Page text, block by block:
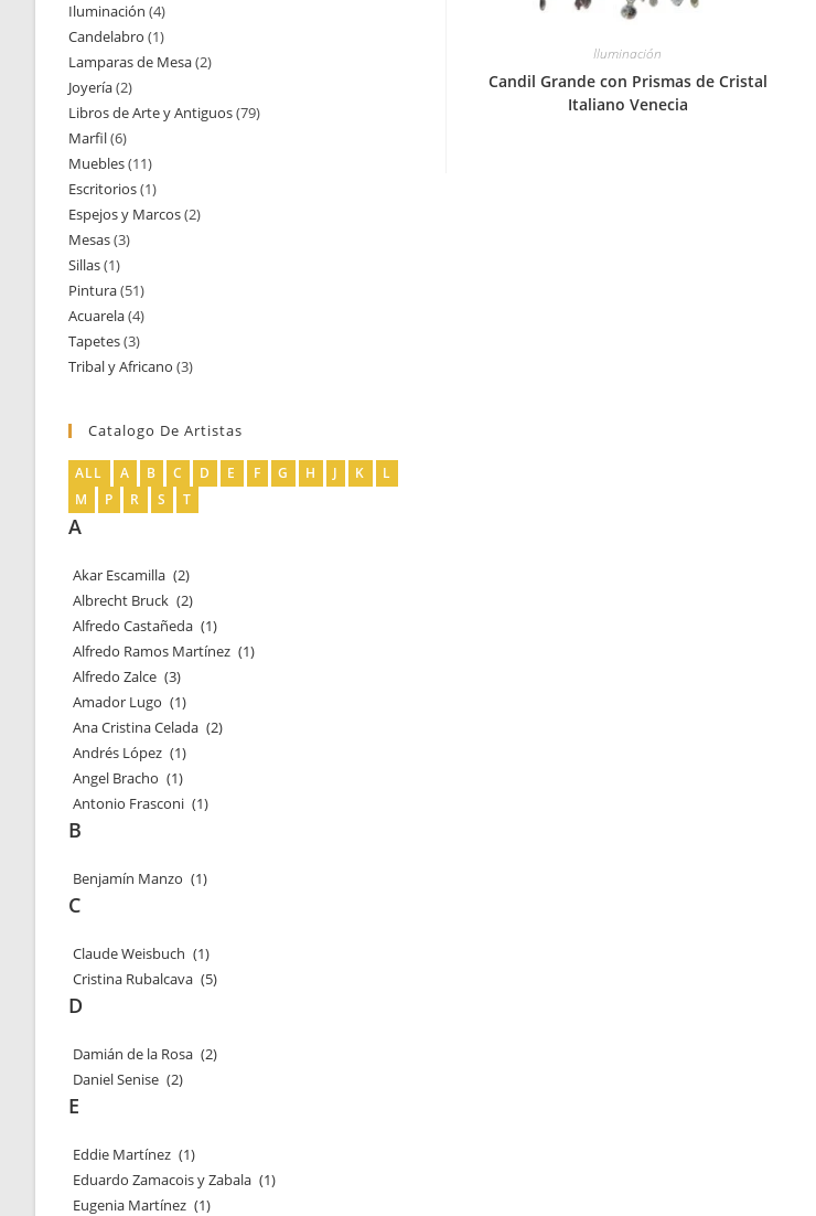
Iluminación
Candil Grande con Prismas de Cristal
Italiano Venecia
productos
Iluminación 44
productos
Candelabro 11
producto
Lamparas de Mesa 22
Joyería 22
productos
Libros de Arte y Antiguos 7979
Marfil 66
productos
Muebles 1111
productos
Escritorios 11
producto
Espejos y Marcos 22
Mesas 33
Sillas 11
producto
Pintura 5151
productos
Acuarela 44
productos
Tapetes 33
productos
Tribal y Africano 33
Catalogo De Artistas
ALL A B C D E F G H J K
L
M
P R S T
A
Akar Escamilla (2)
Albrecht Bruck (2)
Alfredo Castañeda (1)
Alfredo Ramos Martínez (1)
Alfredo Zalce (3)
Amador Lugo (1)
Ana Cristina Celada (2)
Andrés López (1)
Angel Bracho (1)
Antonio Frasconi (1)
B
Benjamín Manzo (1)
C
Claude Weisbuch (1)
Cristina Rubalcava (5)
D
Damián de la Rosa (2)
Daniel Senise (2)
E
Eddie Martínez (1)
Eduardo Zamacois y Zabala (1)
Eugenia Martínez (1)